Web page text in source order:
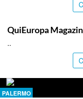
QuiEuropa
..
PALERMO